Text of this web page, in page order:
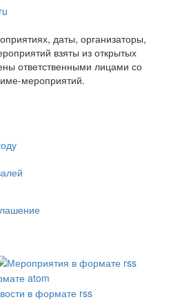
даты, организаторы,
взяты из открытых
ответственными лицами со
мероприятий.